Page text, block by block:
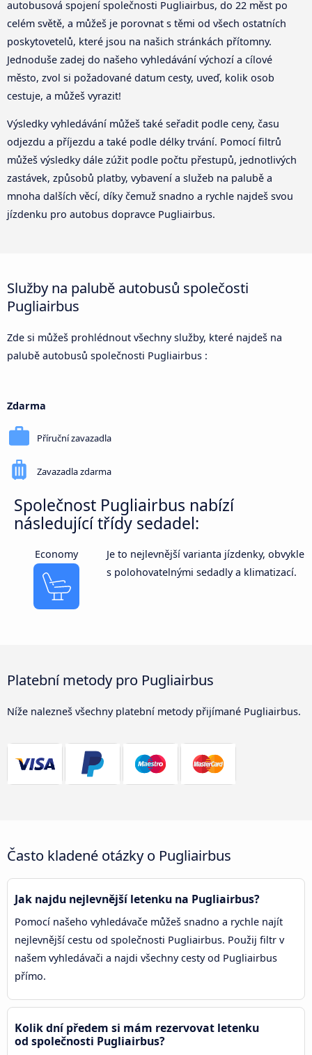
autobusová spojení společnosti Pugliairbus, do 22 měst po
celém světě, a můžeš je porovnat s těmi od všech ostatních
poskytovetelů, které jsou na našich stránkách přítomny.
Jednoduše zadej do našeho vyhledávání výchozí a cílové
město, zvol si požadované datum cesty, uveď, kolik osob
cestuje, a můžeš vyrazit!
Výsledky vyhledávání můžeš také seřadit podle ceny, času
odjezdu a příjezdu a také podle délky trvání. Pomocí filtrů
můžeš výsledky dále zúžit podle počtu přestupů, jednotlivých
zastávek, způsobů platby, vybavení a služeb na palubě a
mnoha dalších věcí, díky čemuž snadno a rychle najdeš svou
jízdenku pro autobus dopravce Pugliairbus.
Služby na palubě autobusů společosti
Pugliairbus
Zde si můžeš prohlédnout všechny služby, které najdeš na
palubě autobusů společnosti Pugliairbus :
Zdarma
Příruční zavazadla
Zavazadla zdarma
Společnost Pugliairbus nabízí
následující třídy sedadel:
Economy
Je to nejlevnější varianta jízdenky, obvykle
s polohovatelnými sedadly a klimatizací.
Platební metody pro Pugliairbus
Níže nalezneš všechny platební metody přijímané Pugliairbus.
Často kladené otázky o Pugliairbus
Jak najdu nejlevnější letenku na Pugliairbus?
Pomocí našeho vyhledávače můžeš snadno a rychle najít
nejlevnější cestu od společnosti Pugliairbus. Použij filtr v
našem vyhledávači a najdi všechny cesty od Pugliairbus
přímo.
Kolik dní předem si mám rezervovat letenku
od společnosti Pugliairbus?